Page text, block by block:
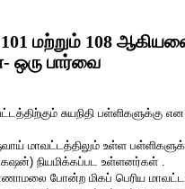
மற்றும் 108
பார்வை
சுயநிதி பள்ளிகளுக்கு
மாவட்டத்திலும் உள்ள
நியமிக்கப்பட உள்ளனர்கள் .
போன்ற மிகப் பெரிய